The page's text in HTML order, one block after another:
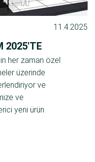
11.4.2025
2025'TE
her zaman özel
üzerinde
ve
ve
yeni ürün